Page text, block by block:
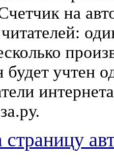
на
будет учтен